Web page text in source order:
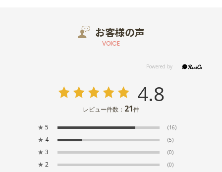
お客様の声
VOICE
4.8
レビュー件数： 21件
★ 5 (16)
★ 4 (5)
★ 3 (0)
★ 2 (0)